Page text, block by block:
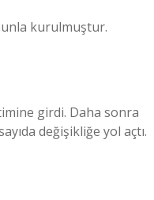
kurulmuştur.
girdi. Daha sonra
değişikliğe yol açtı.